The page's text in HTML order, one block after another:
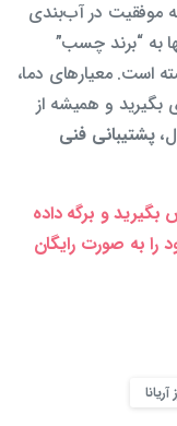
موفقیت در آب‌بندی
به “برند چسب”
است. معیارهای دما،
بگیرید و همیشه از
پشتیبانی فنی
و برگه داده
به صورت رایگان